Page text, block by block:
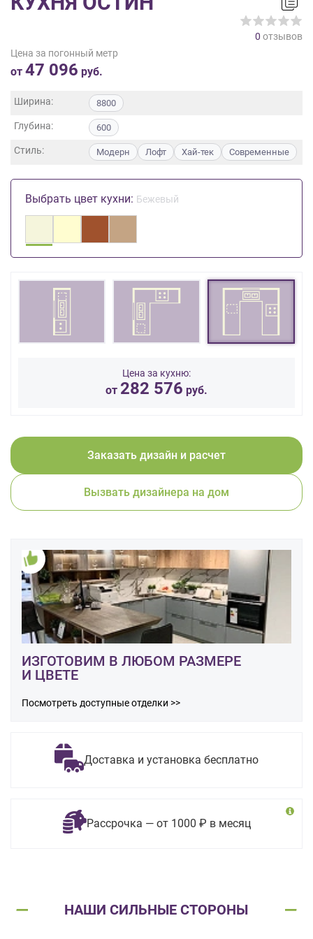
0 отзывов
Цена за погонный метр
от 47 096 руб.
Ширина: 8800
Глубина: 600
Стиль: Модерн Лофт Хай-тек Современные
Выбрать цвет кухни: Бежевый
Цена за кухню:
от 282 576 руб.
Заказать дизайн и расчет
Вызвать дизайнера на дом
ИЗГОТОВИМ В ЛЮБОМ РАЗМЕРЕ
И ЦВЕТЕ
Посмотреть доступные отделки >>
Доставка и установка бесплатно
Рассрочка — от 1000 ₽ в месяц
НАШИ СИЛЬНЫЕ СТОРОНЫ
данных ,
Согласие
обработку
данных
порядке
условиях
персональных